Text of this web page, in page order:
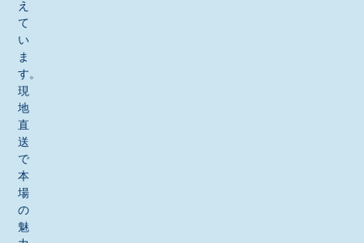
え
て
い
ま
す。
現
地
直
送
で
本
場
の
魅